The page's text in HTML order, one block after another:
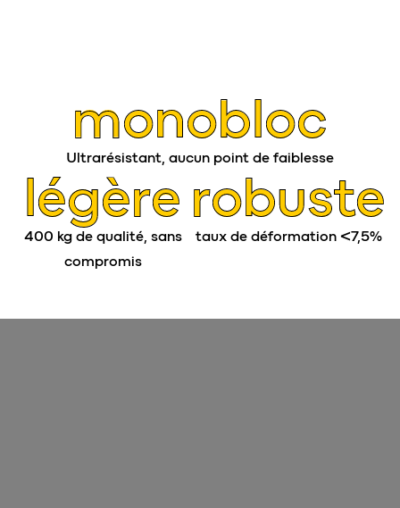
monobloc
Ultrarésistant, aucun point de faiblesse
légère
400 kg de qualité, sans
compromis
robuste
taux de déformation <7,5%